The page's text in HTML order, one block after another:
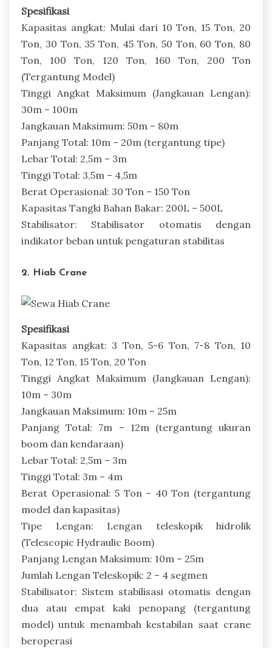
Spesifikasi
Kapasitas angkat: Mulai dari 10 Ton, 15 Ton, 20
Ton, 30 Ton, 35 Ton, 45 Ton, 50 Ton, 60 Ton, 80
Ton, 100 Ton, 120 Ton, 160 Ton, 200 Ton
(Tergantung Model)
Tinggi Angkat Maksimum (Jangkauan Lengan):
30m – 100m
Jangkauan Maksimum: 50m – 80m
Panjang Total: 10m – 20m (tergantung tipe)
Lebar Total: 2,5m – 3m
Tinggi Total: 3,5m – 4,5m
Berat Operasional: 30 Ton – 150 Ton
Kapasitas Tangki Bahan Bakar: 200L – 500L
Stabilisator: Stabilisator otomatis dengan
indikator beban untuk pengaturan stabilitas
2. Hiab Crane
Spesifikasi
Kapasitas angkat: 3 Ton, 5-6 Ton, 7-8 Ton, 10
Ton, 12 Ton, 15 Ton, 20 Ton
Tinggi Angkat Maksimum (Jangkauan Lengan):
10m – 30m
Jangkauan Maksimum: 10m – 25m
Panjang Total: 7m – 12m (tergantung ukuran
boom dan kendaraan)
Lebar Total: 2,5m – 3m
Tinggi Total: 3m – 4m
Berat Operasional: 5 Ton – 40 Ton (tergantung
model dan kapasitas)
Tipe Lengan: Lengan teleskopik hidrolik
(Telescopic Hydraulic Boom)
Panjang Lengan Maksimum: 10m – 25m
Jumlah Lengan Teleskopik: 2 – 4 segmen
Stabilisator: Sistem stabilisasi otomatis dengan
dua atau empat kaki penopang (tergantung
model) untuk menambah kestabilan saat crane
beroperasi